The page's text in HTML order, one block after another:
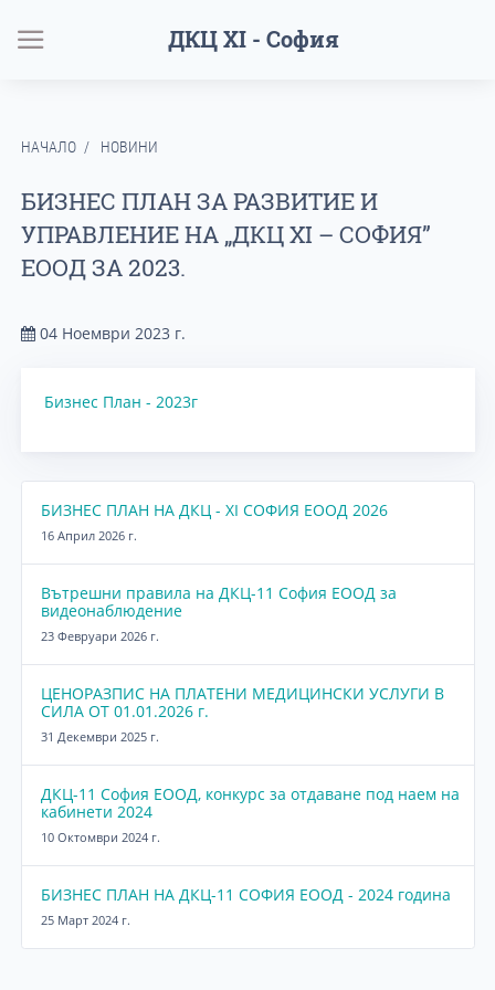
ДКЦ XI - София
НАЧАЛО НОВИНИ
БИЗНЕС ПЛАН ЗА РАЗВИТИЕ И
УПРАВЛЕНИЕ НА „ДКЦ XI – СОФИЯ”
ЕООД ЗА 2023.
04 Ноември 2023 г.
Бизнес План - 2023г
БИЗНЕС ПЛАН НА ДКЦ - XI СОФИЯ ЕООД 2026
16 Април 2026 г.
Вътрешни правила на ДКЦ-11 София ЕООД за
видеонаблюдение
23 Февруари 2026 г.
ЦЕНОРАЗПИС НА ПЛАТЕНИ МЕДИЦИНСКИ УСЛУГИ В
СИЛА ОТ 01.01.2026 г.
31 Декември 2025 г.
ДКЦ-11 София ЕООД, конкурс за отдаване под наем на
кабинети 2024
10 Октомври 2024 г.
БИЗНЕС ПЛАН НА ДКЦ-11 СОФИЯ ЕООД - 2024 година
25 Март 2024 г.